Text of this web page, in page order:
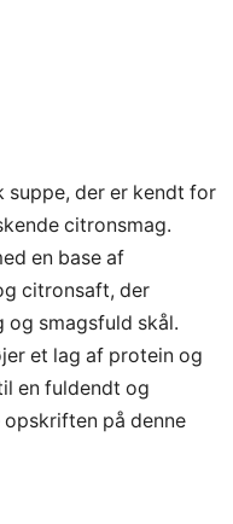
suppe, der er kendt for
citronsmag.
en base af
citronsaft, der
og smagsfuld skål.
et lag af protein og
en fuldendt og
på denne